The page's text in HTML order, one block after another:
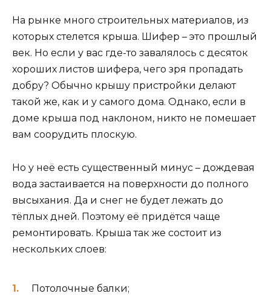
На рынке много строительных материалов, из
которых стелется крыша. Шифер – это прошлый
век. Но если у вас где-то завалялось с десяток
хороших листов шифера, чего зря пропадать
добру? Обычно крышу пристройки делают
такой же, как и у самого дома. Однако, если в
доме крыша под наклоном, никто не помешает
вам соорудить плоскую.
Но у неё есть существенный минус – дождевая
вода застаивается на поверхности до полного
высыхания. Да и снег не будет лежать до
тёплых дней. Поэтому её придётся чаще
ремонтировать. Крыша так же состоит из
нескольких слоев:
Потолочные балки;